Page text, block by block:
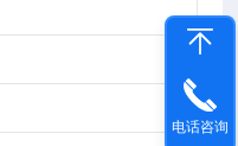
电话咨询